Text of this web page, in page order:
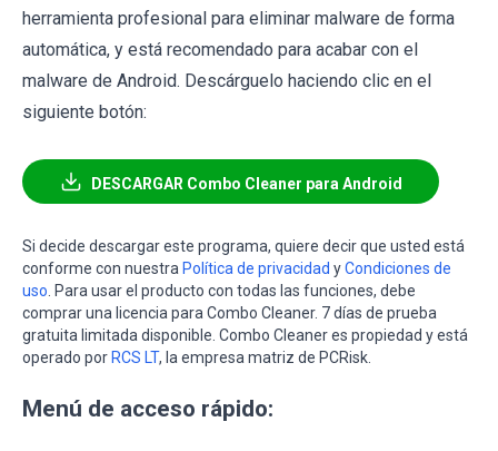
herramienta profesional para eliminar malware de forma
automática, y está recomendado para acabar con el
malware de Android. Descárguelo haciendo clic en el
siguiente botón:
DESCARGAR Combo Cleaner para Android
Si decide descargar este programa, quiere decir que usted está
conforme con nuestra Política de privacidad yCondiciones de
uso. Para usar el producto con todas las funciones, debe
comprar una licencia para Combo Cleaner. 7 días de prueba
gratuita limitada disponible. Combo Cleaner es propiedad y está
operado por RCS LT, la empresa matriz de PCRisk.
Menú de acceso rápido: